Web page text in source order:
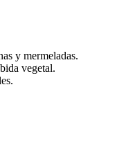
y mermeladas.
vegetal.